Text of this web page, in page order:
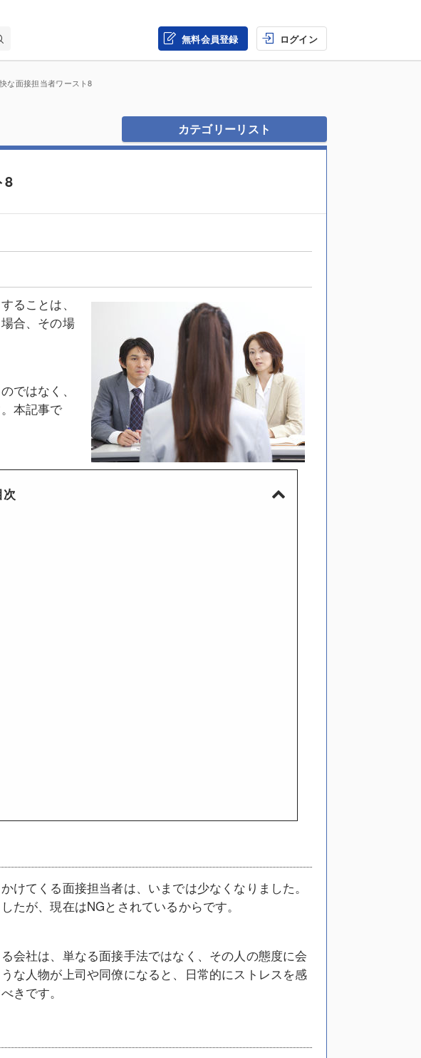
無料会員登録 ログイン
な面接担当者ワースト8
カテゴリーリスト
8
ることは、
合、その場
ではなく、
本記事で
てくる面接担当者は、いまでは少なくなりました。
たが、現在はNGとされているからです。
会社は、単なる面接手法ではなく、その人の態度に会
な人物が上司や同僚になると、日常的にストレスを感
きです。